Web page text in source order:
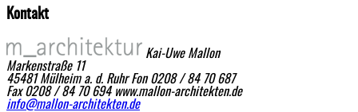
Kontakt
Kai-Uwe Mallon
Markenstraße 11
45481 Mülheim a. d. Ruhr Fon 0208 / 84 70 687
Fax 0208 / 84 70 694 www.mallon-architekten.de
info@mallon-architekten.de